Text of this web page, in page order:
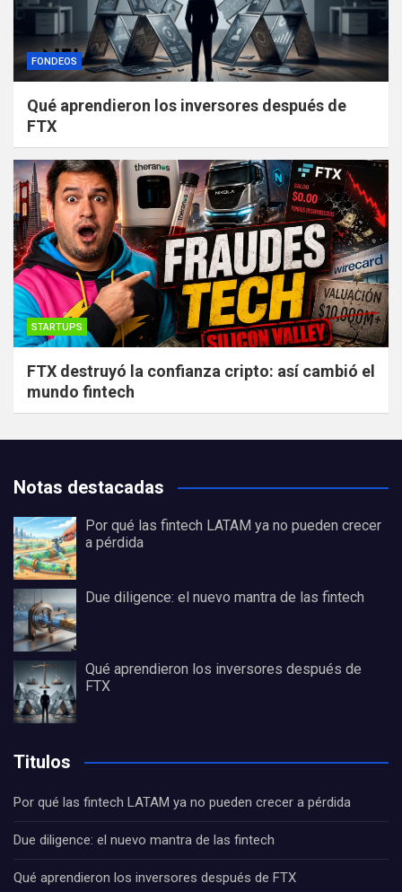
FONDEOS
Qué aprendieron los inversores después de
FTX
STARTUPS
FTX destruyó la confianza cripto: así cambió el
mundo fintech
Notas destacadas
Por qué las fintech LATAM ya no pueden crecer
a pérdida
Due diligence: el nuevo mantra de las fintech
Qué aprendieron los inversores después de
FTX
Titulos
Por qué las fintech LATAM ya no pueden crecer a pérdida
Due diligence: el nuevo mantra de las fintech
Qué aprendieron los inversores después de FTX